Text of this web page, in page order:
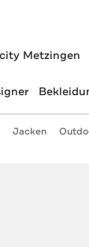
Metzingen
Jacken